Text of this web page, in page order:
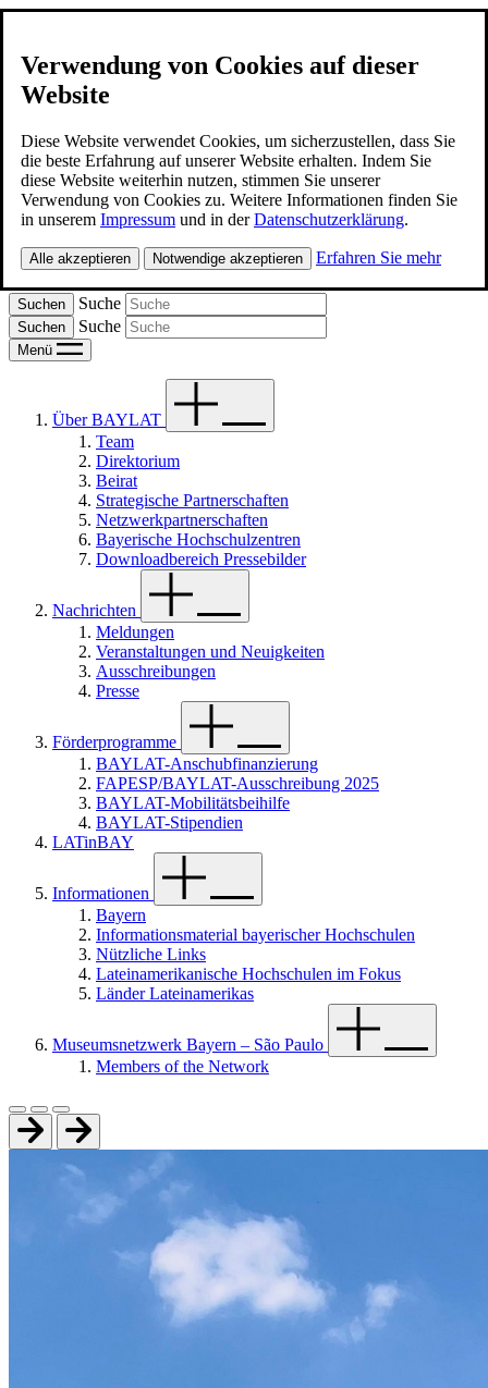
Verwendung von Cookies auf dieser
Website
Diese Website verwendet Cookies, um sicherzustellen, dass Sie
die beste Erfahrung auf unserer Website erhalten. Indem Sie
diese Website weiterhin nutzen, stimmen Sie unserer
Verwendung von Cookies zu. Weitere Informationen finden Sie
in unserem Impressum und in derDatenschutzerklärung.
Alle akzeptieren Notwendige akzeptieren Erfahren Sie mehr
Kontakt
Deutsch
Spanish
Portugues
Suche
Suche
Menü
Über BAYLAT
Team
Direktorium
Beirat
Strategische Partnerschaften
Netzwerkpartnerschaften
Bayerische Hochschulzentren
Downloadbereich Pressebilder
Nachrichten
Meldungen
Veranstaltungen und Neuigkeiten
Ausschreibungen
Presse
Förderprogramme
BAYLAT-Anschubfinanzierung
FAPESP/BAYLAT-Ausschreibung 2025
BAYLAT-Mobilitätsbeihilfe
BAYLAT-Stipendien
LATinBAY
Informationen
Bayern
Informationsmaterial bayerischer Hochschulen
Nützliche Links
Lateinamerikanische Hochschulen im Fokus
Länder Lateinamerikas
Museumsnetzwerk Bayern – São Paulo
Members of the Network